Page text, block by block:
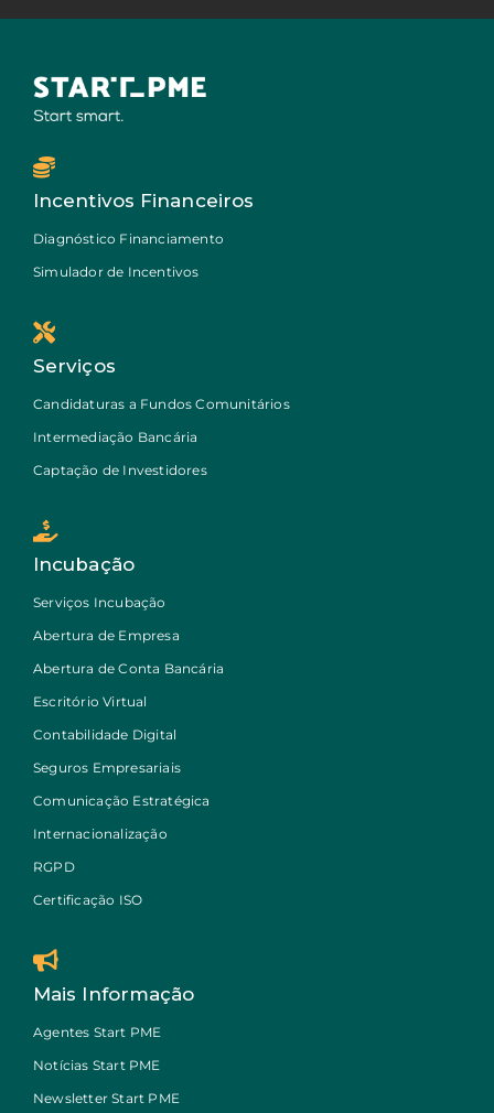
Incentivos Financeiros
Diagnóstico Financiamento
Simulador de Incentivos
Serviços
Candidaturas a Fundos Comunitários
Intermediação Bancária
Captação de Investidores
Incubação
Serviços Incubação
Abertura de Empresa
Abertura de Conta Bancária
Escritório Virtual
Contabilidade Digital
Seguros Empresariais
Comunicação Estratégica
Internacionalização
RGPD
Certificação ISO
Mais Informação
Agentes Start PME
Notícias Start PME
Newsletter Start PME